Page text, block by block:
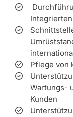
Pflege von
Wartungs-
Kunden